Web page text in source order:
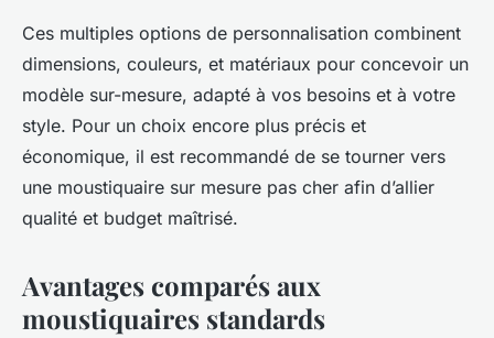
Ces multiples options de personnalisation combinent
dimensions, couleurs, et matériaux pour concevoir un
modèle sur-mesure, adapté à vos besoins et à votre
style. Pour un choix encore plus précis et
économique, il est recommandé de se tourner vers
une moustiquaire sur mesure pas cher afin d’allier
qualité et budget maîtrisé.
Avantages comparés aux
moustiquaires standards